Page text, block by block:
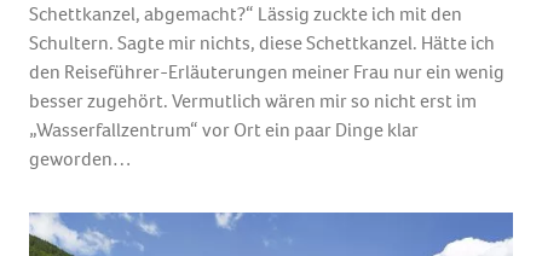
Schettkanzel, abgemacht?“ Lässig zuckte ich mit den
Schultern. Sagte mir nichts, diese Schettkanzel. Hätte ich
den Reiseführer-Erläuterungen meiner Frau nur ein wenig
besser zugehört. Vermutlich wären mir so nicht erst im
„Wasserfallzentrum“ vor Ort ein paar Dinge klar
geworden…